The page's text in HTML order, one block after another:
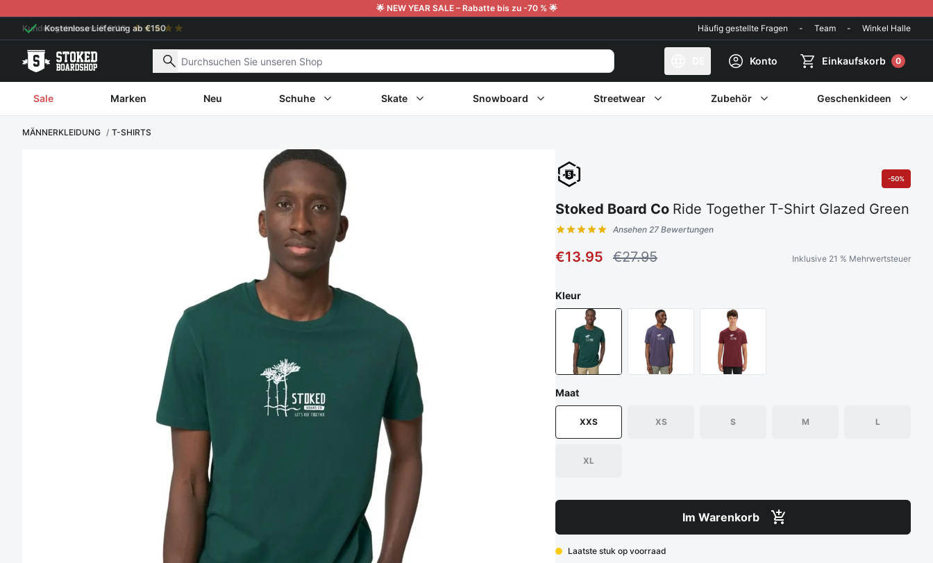
🌟 NEW YEAR SALE – Rabatte bis zu -70 % 🌟
Kostenlose Lieferung ab €150
Häufig gestellte Fragen - Team - Winkel Halle
Konto Einkaufskorb 0
Nach Produkten suchen
Sale Marken Neu Schuhe Skate Snowboard Streetwear Zubehör Geschenkideen
MÄNNERKLEIDUNG T-SHIRTS
-50%
Stoked Board Co Ride Together T-Shirt Glazed Green
Kundenbewertungen
Ansehen 27 Bewertungen
€13.95 €27.95 Inklusive 21 % Mehrwertsteuer
Kleur
Maat
XXS XS S M L
XL
Im Warenkorb
Laatste stuk op voorraad